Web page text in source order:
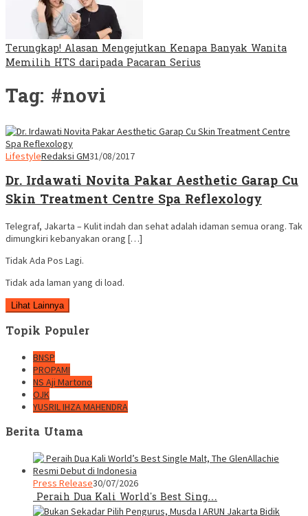
Terungkap! Alasan Mengejutkan Kenapa Banyak Wanita
Memilih HTS daripada Pacaran Serius
Tag: #novi
LifestyleRedaksi GM31/08/2017
Dr. Irdawati Novita Pakar Aesthetic Garap Cu
Skin Treatment Centre Spa Reflexology
Telegraf, Jakarta – Kulit indah dan sehat adalah idaman semua orang. Tak
dimungkiri kebanyakan orang […]
Tidak Ada Pos Lagi.
Tidak ada laman yang di load.
Lihat Lainnya
Topik Populer
BNSP
PROPAMI
NS Aji Martono
OJK
YUSRIL IHZA MAHENDRA
Berita Utama
Press Release30/07/2026
Peraih Dua Kali World’s Best Sing…